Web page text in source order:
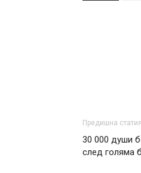
Предишна статия
30 000 души
след голяма